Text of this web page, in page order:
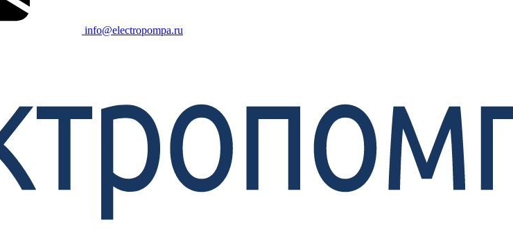
info@electropompa.ru